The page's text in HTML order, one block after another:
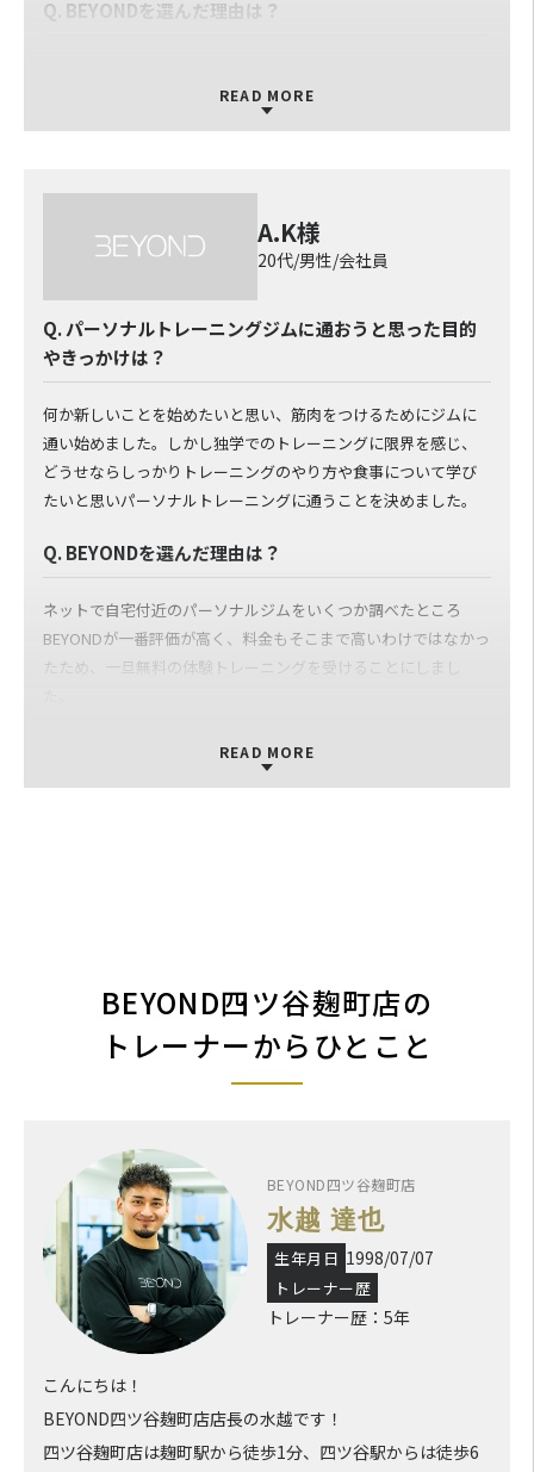
なりました！
体重や容姿の悩みって、人には相談し辛いけど、勇気を出して、
ませんが、健康的に人生を過ごせるように、４ヶ月目以降も、
継続的にボディメンテナンスをお願いしたいです！宜しくお願い
Q. BEYONDを選んだ理由は？
ったので、大手のパーソナルジムであることと家から通いやすい
ったか？
トレーニングを開始してから、徐々に減量も進み、体力もついて
きました。 筋肉量が徐々に増え、代謝が上がって、健康的な減
量が進んでいると思います。 週2回、1回50分のトレーニングは
過度に疲労を残ることもなく、仕事や私生活ともうまく両立で
きるいい頻度だと感じます。 1人でのトレーニングでは50分でト
レーニング強度を上げていくのは難しいと思うので、とても助か
っています。
Q. BEYONDのパーソナルトレーナーについて
可動域やフォームなど、怪我をしないような下地作りから教えて
いただき、今後トレーニングを続けるにあたって重要なことをし
っかりと教えていただいていて、とても感謝しています。 これか
READ MORE
A.K様
20代/男性/会社員
Q. パーソナルトレーニングジムに通おうと思った目的
やきっかけは？
何か新しいことを始めたいと思い、筋肉をつけるためにジムに
通い始めました。しかし独学でのトレーニングに限界を感じ、
どうせならしっかりトレーニングのやり方や食事について学び
たいと思いパーソナルトレーニングに通うことを決めました。
Q. BEYONDを選んだ理由は？
ネットで自宅付近のパーソナルジムをいくつか調べたところ
BEYONDが一番評価が高く、料金もそこまで高いわけではなかっ
たため、一旦無料の体験トレーニングを受けることにしまし
レーニングの楽しさを強く感じたため、その場で入会を決めま
るので、行くたびに新たな発見があります。
また、(無理のない範囲で) 限界を引き出し、トレーニングのレベ
ルを引き上げるのがとても上手だと思います。BEYONDでトレー
ニングをするといつもよりも最後まで筋肉を追い込むことがで
Q. BEYONDのパーソナルトレーナーについて
浦和店 鈴木・上杉さんへ
お二人のトレーナーとしての技量や熱意に惹かれてBEYONDに通
い始めました。完全な筋トレ初心者だった自分に一からトレー
ニングのやり方や楽しさを教えてくれて本当にありがとうござい
ます。BEYONDに通い始めて本当に良かったと今でも思っていま
いつもハードかつ楽しいトレーニングをありがとうございます。
浦和から引っ越したことで一時期BEYONDにあまり通わない時期
READ MORE
BEYOND四ツ谷麹町店の
トレーナーからひとこと
BEYOND四ツ谷麹町店
水越 達也
生年月日 1998/07/07
トレーナー歴
トレーナー歴：5年
こんにちは！
BEYOND四ツ谷麹町店店長の水越です！
四ツ谷麹町店は麹町駅から徒歩1分、四ツ谷駅からは徒歩6